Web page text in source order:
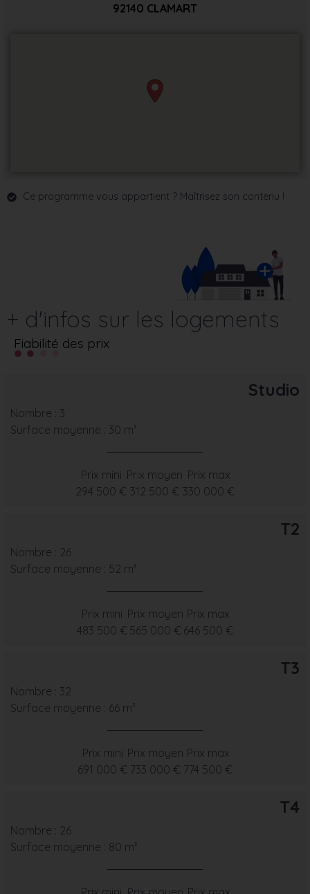
92140 CLAMART
Ce programme vous appartient ? Maîtrisez son contenu !
+ d'infos sur les logements
Fiabilité des prix
Studio
Nombre : 3
Surface moyenne : 30 m²
Prix mini
294 500 €
Prix moyen
312 500 €
Prix max
330 000 €
T2
Nombre : 26
Surface moyenne : 52 m²
Prix mini
483 500 €
Prix moyen
565 000 €
Prix max
646 500 €
T3
Nombre : 32
Surface moyenne : 66 m²
Prix mini
691 000 €
Prix moyen
733 000 €
Prix max
774 500 €
T4
Nombre : 26
Surface moyenne : 80 m²